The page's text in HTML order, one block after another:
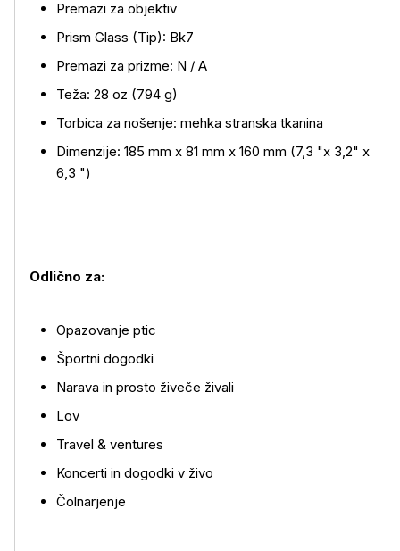
Premazi za objektiv
Prism Glass (Tip): Bk7
Premazi za prizme: N / A
Teža: 28 oz (794 g)
Torbica za nošenje: mehka stranska tkanina
Dimenzije: 185 mm x 81 mm x 160 mm (7,3 "x 3,2" x
6,3 ")
Odlično za:
Opazovanje ptic
Športni dogodki
Narava in prosto živeče živali
Lov
Travel & ventures
Koncerti in dogodki v živo
Čolnarjenje